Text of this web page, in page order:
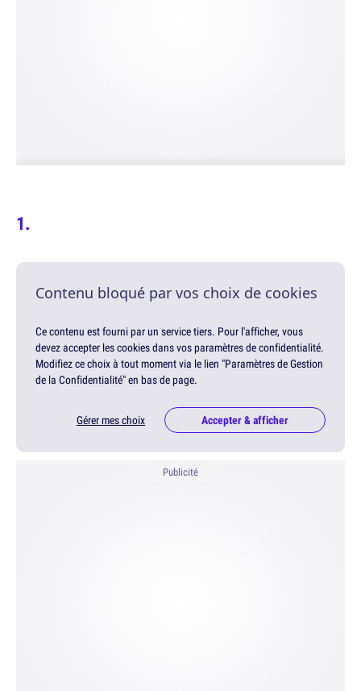
Contenu bloqué par vos choix de cookies
Ce contenu est fourni par un service tiers. Pour l'afficher, vous
devez accepter les cookies dans vos paramètres de confidentialité.
Modifiez ce choix à tout moment via le lien "Paramètres de Gestion
de la Confidentialité" en bas de page.
Gérer mes choix Accepter & afficher
Publicité